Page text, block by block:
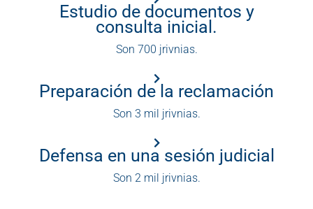
Estudio de documentos y
consulta inicial.
Son 700 jrivnias.
Preparación de la reclamación
Son 3 mil jrivnias.
Defensa en una sesión judicial
Son 2 mil jrivnias.